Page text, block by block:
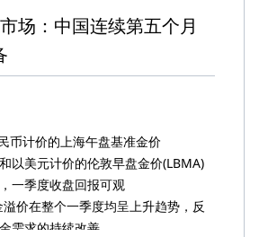
口总量达到442吨，是自2015年以来
度表现
场：中国连续第五个月
币计价的上海午盘基准金价
以美元计价的伦敦早盘金价(LBMA)
一季度收盘回报可观
溢价在整个一季度均呈上升趋势，反
需求的持续改善